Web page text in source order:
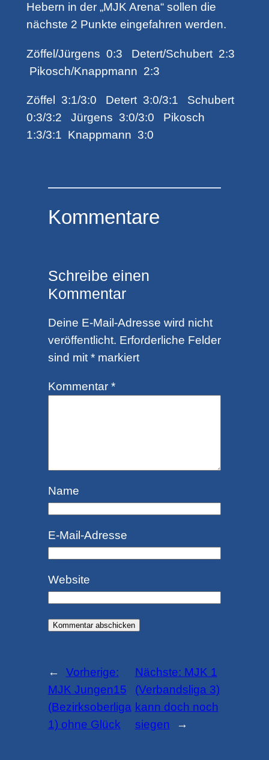
Hebern in der „MJK Arena“ sollen die
nächste 2 Punkte eingefahren werden.
Zöffel/Jürgens 0:3 Detert/Schubert 2:3
Pikosch/Knappmann 2:3
Zöffel 3:1/3:0 Detert 3:0/3:1 Schubert
0:3/3:2 Jürgens 3:0/3:0 Pikosch
1:3/3:1 Knappmann 3:0
Kommentare
Schreibe einen
Kommentar
Deine E-Mail-Adresse wird nicht
veröffentlicht. Erforderliche Felder
sind mit *markiert
Kommentar *
Name
E-Mail-Adresse
Website
←
Vorherige:
MJK Jungen15
(Bezirksoberliga
1) ohne Glück
Nächste: MJK 1
(Verbandsliga 3)
kann doch noch
siegen
→